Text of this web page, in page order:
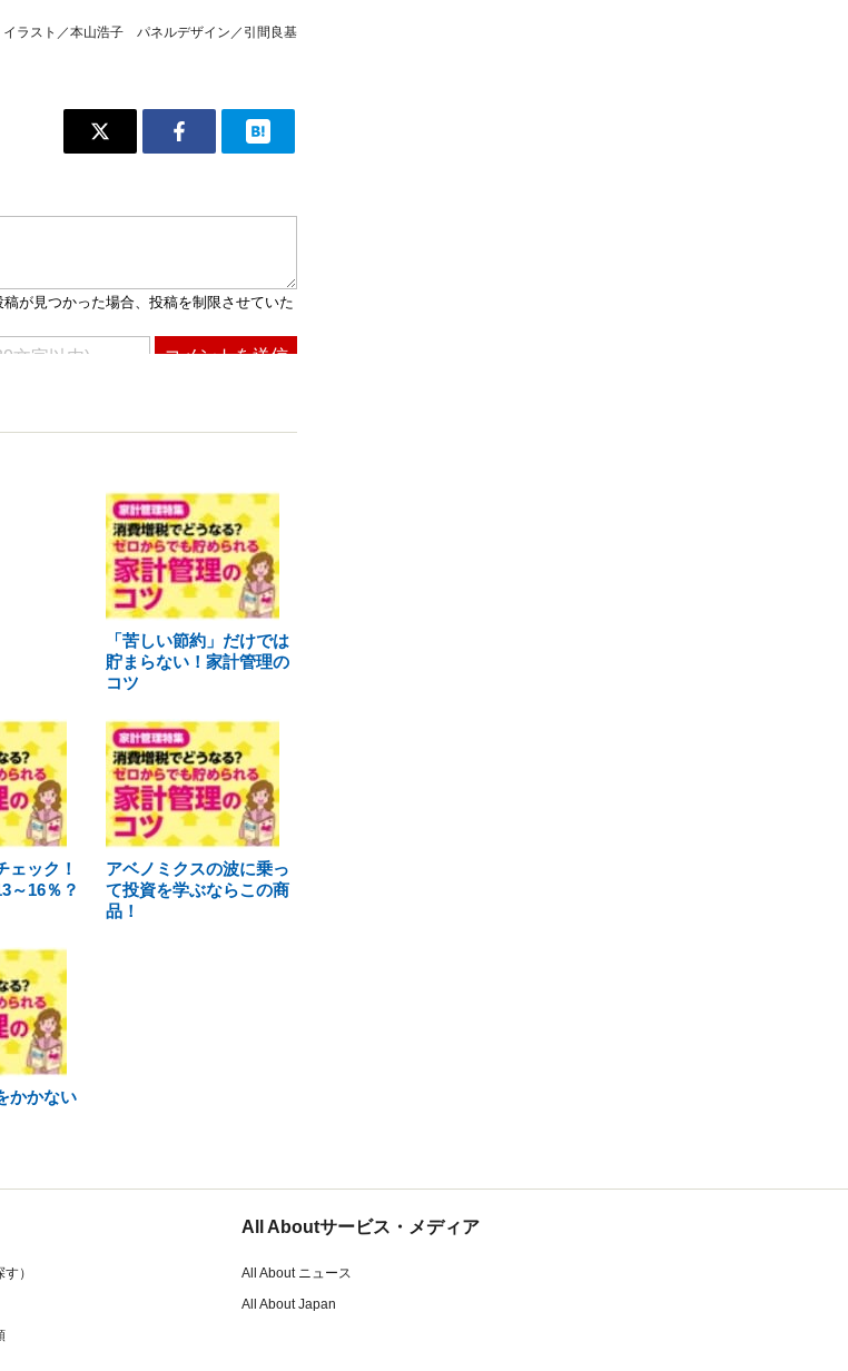
ラスト／本山浩子 パネルデザイン／引間良基
「苦しい節約」だけでは
貯まらない！家計管理の
コツ
ェック！
～16％？
アベノミクスの波に乗っ
て投資を学ぶならこの商
品！
かかない
）
All Aboutサービス・メディア
All About ニュース
All About Japan